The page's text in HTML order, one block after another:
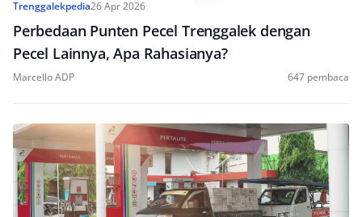
Trenggalekpedia26 Apr 2026
Perbedaan Punten Pecel Trenggalek dengan
Pecel Lainnya, Apa Rahasianya?
Marcello ADP 647 pembaca